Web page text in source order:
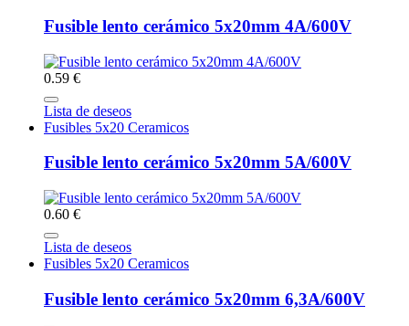
Fusible lento cerámico 5x20mm 4A/600V
0.59 €
Lista de deseos
Fusibles 5x20 Ceramicos
Fusible lento cerámico 5x20mm 5A/600V
0.60 €
Lista de deseos
Fusibles 5x20 Ceramicos
Fusible lento cerámico 5x20mm 6,3A/600V